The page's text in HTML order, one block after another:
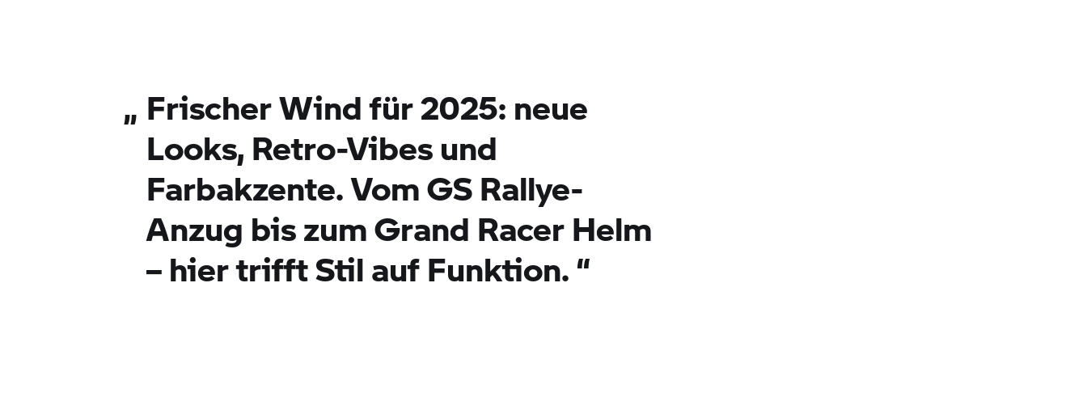
„ Frischer Wind für 2025: neue
Looks, Retro-Vibes und
Farbakzente. Vom GS Rallye-
Anzug bis zum Grand Racer Helm
– hier trifft Stil auf Funktion.“